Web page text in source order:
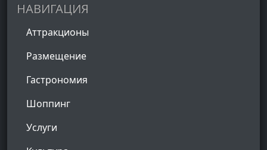
НАВИГАЦИЯ
Аттракционы
Размещение
Гастрономия
Шоппинг
Услуги